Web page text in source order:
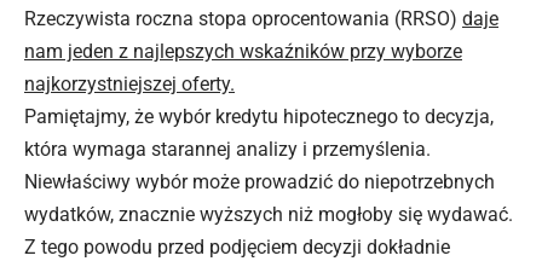
Rzeczywista roczna stopa oprocentowania (RRSO) daje
nam jeden z najlepszych wskaźników przy wyborze
najkorzystniejszej oferty.
Pamiętajmy, że wybór kredytu hipotecznego to decyzja,
która wymaga starannej analizy i przemyślenia.
Niewłaściwy wybór może prowadzić do niepotrzebnych
wydatków, znacznie wyższych niż mogłoby się wydawać.
Z tego powodu przed podjęciem decyzji dokładnie